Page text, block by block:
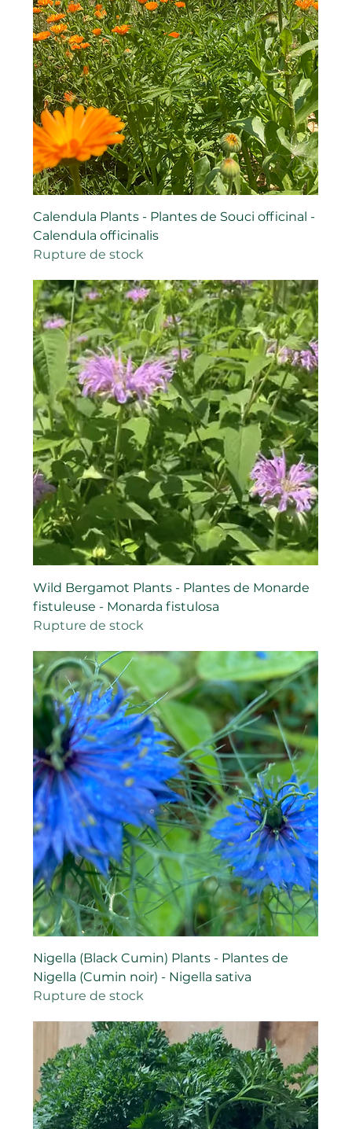
Calendula Plants - Plantes de Souci officinal -
Calendula officinalis
Rupture de stock
Wild Bergamot Plants - Plantes de Monarde
fistuleuse - Monarda fistulosa
Rupture de stock
Nigella (Black Cumin) Plants - Plantes de
Nigella (Cumin noir) - Nigella sativa
Rupture de stock